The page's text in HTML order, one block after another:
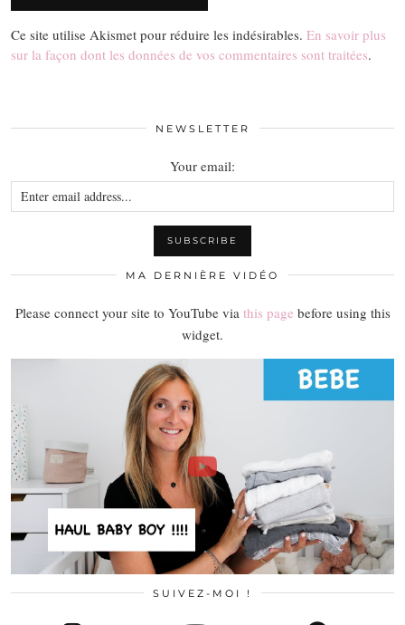
Ce site utilise Akismet pour réduire les indésirables. En savoir plus
sur la façon dont les données de vos commentaires sont traitées.
NEWSLETTER
Your email:
MA DERNIÈRE VIDÉO
Please connect your site to YouTube via this page before using this
widget.
SUIVEZ-MOI !